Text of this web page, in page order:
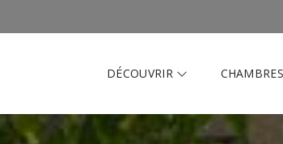
DÉCOUVRIR CHAMBRES